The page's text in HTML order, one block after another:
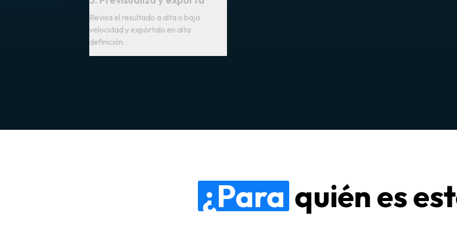
Revisa el resultado a alta o baja
velocidad y expórtalo en alta
definición.
¿Para quién es